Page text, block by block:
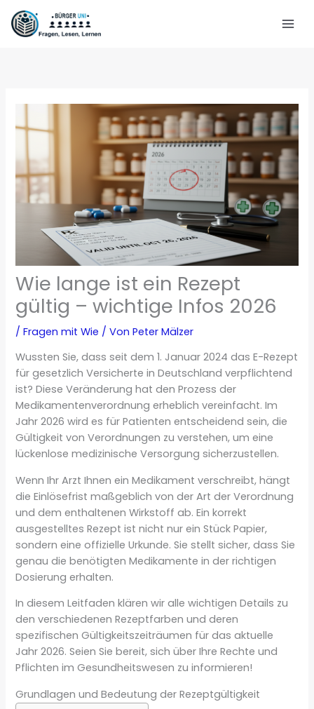
Zum
Inhalt
springen
Wie lange ist ein Rezept
gültig – wichtige Infos 2026
/Fragen mit Wie / VonPeter Mälzer
Wussten Sie, dass seit dem 1. Januar 2024 das E-Rezept
für gesetzlich Versicherte in Deutschland verpflichtend
ist? Diese Veränderung hat den Prozess der
Medikamentenverordnung erheblich vereinfacht. Im
Jahr 2026 wird es für Patienten entscheidend sein, die
Gültigkeit von Verordnungen zu verstehen, um eine
lückenlose medizinische Versorgung sicherzustellen.
Wenn Ihr Arzt Ihnen ein Medikament verschreibt, hängt
die Einlösefrist maßgeblich von der Art der Verordnung
und dem enthaltenen Wirkstoff ab. Ein korrekt
ausgestelltes Rezept ist nicht nur ein Stück Papier,
sondern eine offizielle Urkunde. Sie stellt sicher, dass Sie
genau die benötigten Medikamente in der richtigen
Dosierung erhalten.
In diesem Leitfaden klären wir alle wichtigen Details zu
den verschiedenen Rezeptfarben und deren
spezifischen Gültigkeitszeiträumen für das aktuelle
Jahr 2026. Seien Sie bereit, sich über Ihre Rechte und
Pflichten im Gesundheitswesen zu informieren!
Grundlagen und Bedeutung der Rezeptgültigkeit